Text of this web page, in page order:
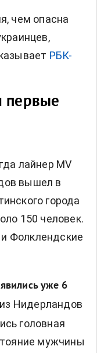
чем опасна
РБК-
первые
лайнер MV
вышел в
города
150 человек.
Фолклендские
уже 6
из Нидерландов
головная
мужчины